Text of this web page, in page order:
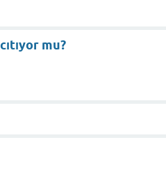
mu?